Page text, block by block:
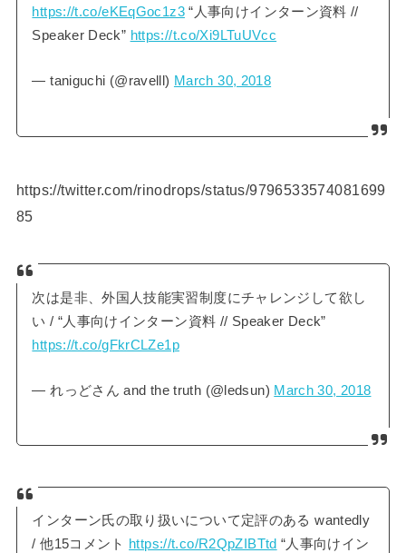
https://t.co/eKEqGoc1z3“人事向けインターン資料 //
Speaker Deck” https://t.co/Xi9LTuUVcc
— taniguchi (@ravelll) March 30, 2018
https://twitter.com/rinodrops/status/9796533574081699
85
次は是非、外国人技能実習制度にチャレンジして欲し
い / “人事向けインターン資料 // Speaker Deck”
https://t.co/gFkrCLZe1p
— れっどさん and the truth (@ledsun) March 30, 2018
インターン氏の取り扱いについて定評のある wantedly
/ 他15コメント
https://t.co/R2QpZIBTtd “人事向けイン